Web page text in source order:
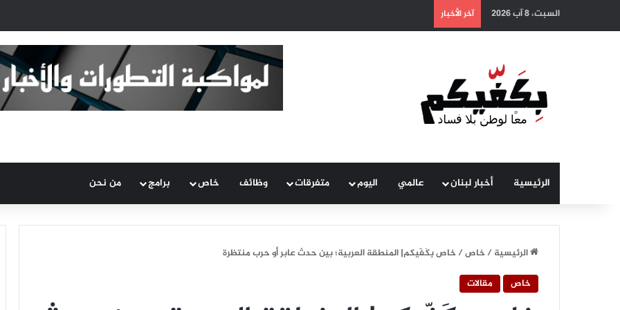
السبت، 8 آب 2026 آخر الأخبار
الرئيسية أخبار لبنان عالمي اليوم متفرقات وظائف خاص برامج من نحن
الرئيسية/خاص/خاص بِكَفّيكم| المنطقة العربية؛ بين حدث عابر أو حرب منتظرة
خاص
مقالات